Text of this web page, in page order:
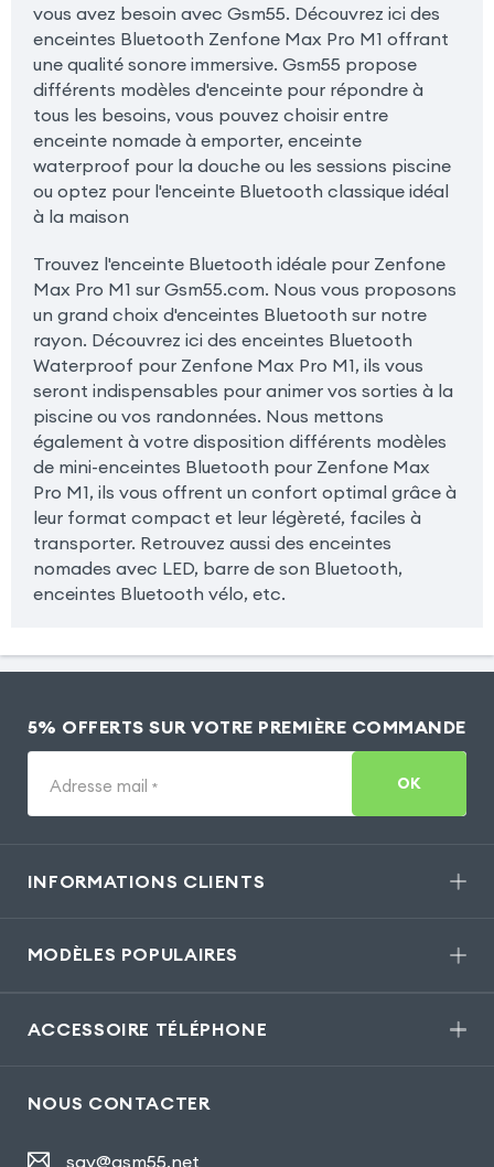
vous avez besoin avec Gsm55. Découvrez ici des
enceintes Bluetooth Zenfone Max Pro M1 offrant
une qualité sonore immersive. Gsm55 propose
différents modèles d'enceinte pour répondre à
tous les besoins, vous pouvez choisir entre
enceinte nomade à emporter, enceinte
waterproof pour la douche ou les sessions piscine
ou optez pour l'enceinte Bluetooth classique idéal
à la maison
Trouvez l'enceinte Bluetooth idéale pour Zenfone
Max Pro M1 sur Gsm55.com. Nous vous proposons
un grand choix d'enceintes Bluetooth sur notre
rayon. Découvrez ici des enceintes Bluetooth
Waterproof pour Zenfone Max Pro M1, ils vous
seront indispensables pour animer vos sorties à la
piscine ou vos randonnées. Nous mettons
également à votre disposition différents modèles
de mini-enceintes Bluetooth pour Zenfone Max
Pro M1, ils vous offrent un confort optimal grâce à
leur format compact et leur légèreté, faciles à
transporter. Retrouvez aussi des enceintes
nomades avec LED, barre de son Bluetooth,
enceintes Bluetooth vélo, etc.
5% OFFERTS SUR VOTRE PREMIÈRE COMMANDE
Adresse mail * OK
INFORMATIONS CLIENTS
MODÈLES POPULAIRES
ACCESSOIRE TÉLÉPHONE
NOUS CONTACTER
sav@gsm55.net